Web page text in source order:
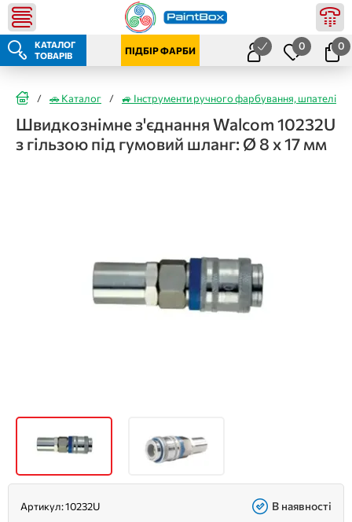
КАТАЛОГ
ТОВАРІВ
ПІДБІР ФАРБИ 0 0
/ 🚗 Каталог / 🚙 Інструменти ручного фарбування, шпателі
Швидкознімне з'єднання Walcom 10232U
з гільзою під гумовий шланг: Ø 8 х 17 мм
Артикул:10232U В наявності